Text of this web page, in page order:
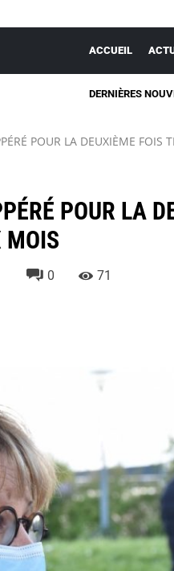
ACCUEIL
DERNIÈRES
POUR LA DEUXIÈME FOIS
POUR LA
MOIS
0 71